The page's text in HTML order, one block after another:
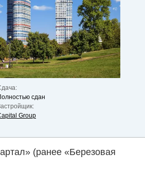
сдан
Group
(ранее «Березовая